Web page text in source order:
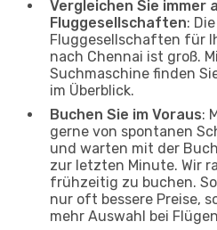
Vergleichen Sie immer
Fluggesellschaften:
Fluggesellschaften für
nach Chennai ist groß.
Suchmaschine finden
im Überblick.
Buchen Sie im Voraus:
gerne von spontanen
und warten mit der
zur letzten Minute. Wir
frühzeitig zu buchen.
nur oft bessere Preise,
mehr Auswahl bei